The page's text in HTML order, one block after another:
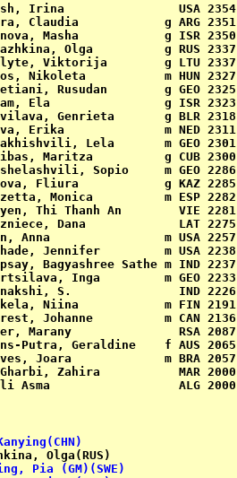
Irina                USA 2354
Claudia            g ARG 2351
Masha            g ISR 2350
Olga          g RUS 2337
Viktorija        g LTU 2337
Nikoleta           m HUN 2327
Rusudan        g GEO 2325
Ela                g ISR 2323
Genrieta       g BLR 2318
Erika              m NED 2311
Lela       m GEO 2301
Maritza          g CUB 2300
Sopio     m GEO 2286
Fliura            g KAZ 2285
Monica          m ESP 2282
Thi Thanh An        VIE 2281
Dana             LAT 2275
Anna                m USA 2257
Jennifer         m USA 2238
Bagyashree Sathe m IND 2237
Inga         m GEO 2233
S.               IND 2226
Niina            m FIN 2191
Johanne          m CAN 2136
Marany               RSA 2087
Putra, Geraldine    f AUS 2065
Joara             m BRA 2057
Zahira           MAR 2000
Asma                  ALG 2000
Olga(RUS)
Pia (GM)(SWE)